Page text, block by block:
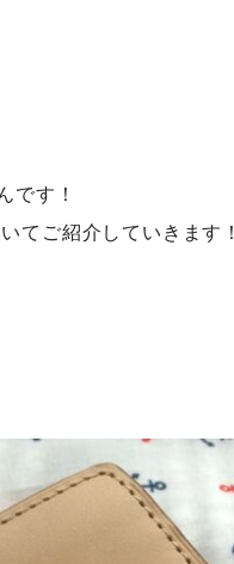
です！
てご紹介していきます！